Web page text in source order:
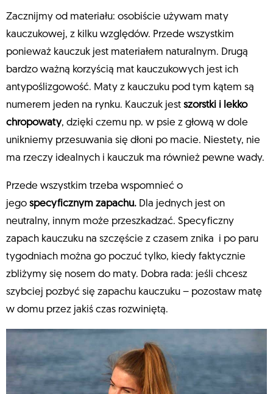
Zacznijmy od materiału: osobiście używam maty
kauczukowej, z kilku względów. Przede wszystkim
ponieważ kauczuk jest materiałem naturalnym. Drugą
bardzo ważną korzyścią mat kauczukowych jest ich
antypoślizgowość. Maty z kauczuku pod tym kątem są
numerem jeden na rynku. Kauczuk jest szorstki i lekko
chropowaty, dzięki czemu np. w psie z głową w dole
unikniemy przesuwania się dłoni po macie. Niestety, nie
ma rzeczy idealnych i kauczuk ma również pewne wady.
Przede wszystkim trzeba wspomnieć o
jego specyficznym zapachu. Dla jednych jest on
neutralny, innym może przeszkadzać. Specyficzny
zapach kauczuku na szczęście z czasem znika i po paru
tygodniach można go poczuć tylko, kiedy faktycznie
zbliżymy się nosem do maty. Dobra rada: jeśli chcesz
szybciej pozbyć się zapachu kauczuku – pozostaw matę
w domu przez jakiś czas rozwiniętą.